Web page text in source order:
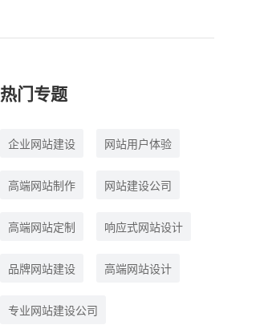
热门专题
企业网站建设 网站用户体验
高端网站制作 网站建设公司
高端网站定制 响应式网站设计
品牌网站建设 高端网站设计
专业网站建设公司